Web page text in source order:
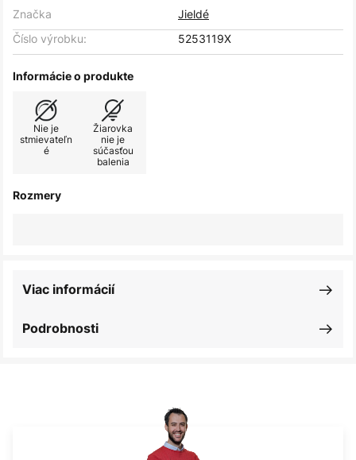
Značka
Jieldé
Číslo výrobku:
5253119X
Informácie o produkte
Nie je
stmievateľn
é
Žiarovka
nie je
súčasťou
balenia
Rozmery
Podrobnosti
Viac informácií